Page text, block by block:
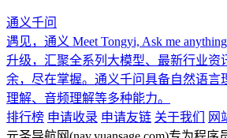
通义千问
遇见，通义 Meet Tongyi, Ask me
升级，汇聚全系列大模型、最新行业资
余，尽在掌握。通义千问具备自然语言
理解、音频理解等多种能力。
排行榜 申请收录 申请友链 关于我们
网